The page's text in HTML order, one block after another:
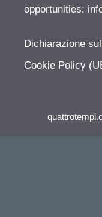
opportunities:
Dichiarazione
Cookie Policy